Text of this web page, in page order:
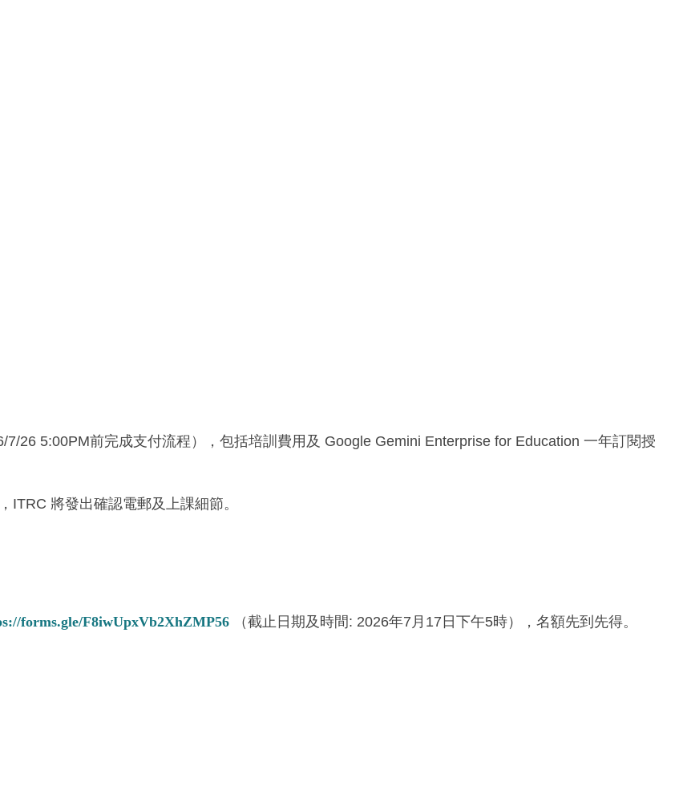
7/26 5:00PM前完成支付流程），包括培訓費用及 Google Gemini Enterprise for Education 一年訂閱授
將發出確認電郵及上課細節。
forms.gle/F8iwUpxVb2XhZMP56 （截止日期及時間: 2026年7月17日下午5時），名額先到先得。